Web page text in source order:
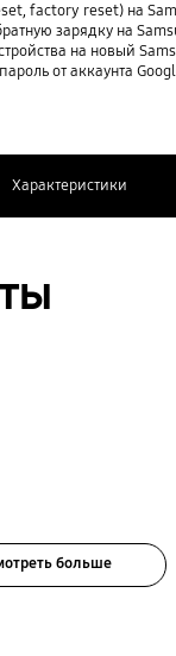
factory reset) на
зарядку на
на новый
от аккаунта
Характеристики
больше